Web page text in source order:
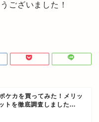
ございました！
ケカを買ってみた！メリッ
トを徹底調査しました...